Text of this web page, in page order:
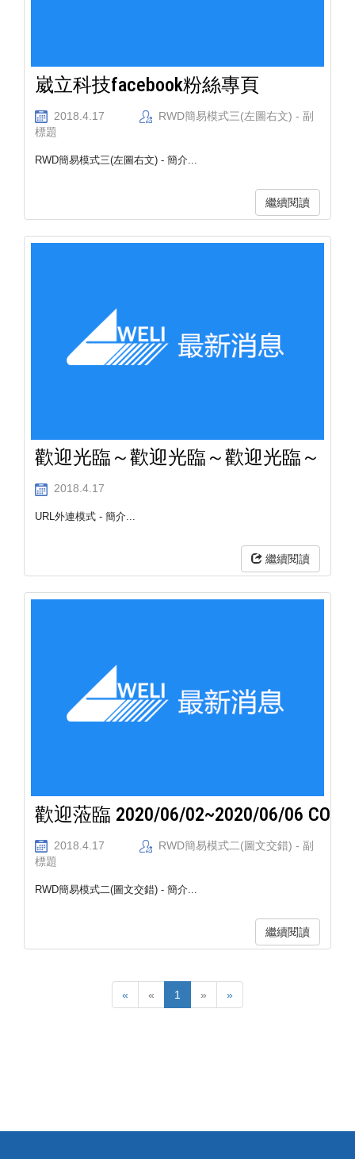
崴立科技facebook粉絲專頁
2018.4.17
RWD簡易模式三(左圖右文) - 副
標題
RWD簡易模式三(左圖右文) - 簡介...
繼續閱讀
歡迎光臨～歡迎光臨～歡迎光臨～
2018.4.17
URL外連模式 - 簡介...
繼續閱讀
2018.4.17
RWD簡易模式二(圖文交錯) - 副
標題
RWD簡易模式二(圖文交錯) - 簡介...
繼續閱讀
« « 1 » »